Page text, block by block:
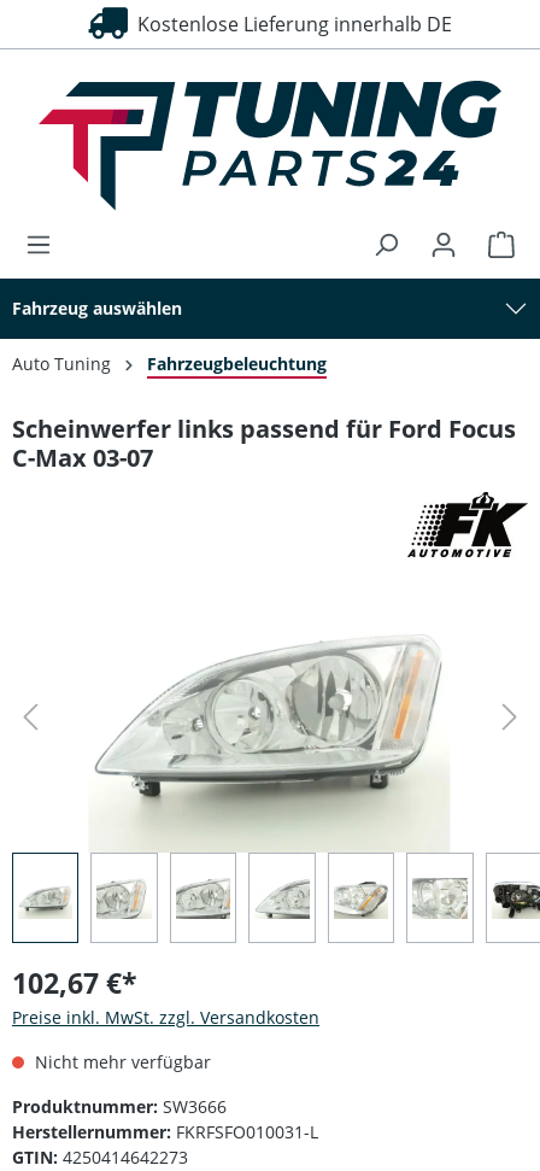
springen Kostenlose Lieferung innerhalb DE
Fahrzeug auswählen
Auto Tuning Fahrzeugbeleuchtung
Scheinwerfer links passend für Ford Focus
C-Max 03-07
102,67 €*
Preise inkl. MwSt. zzgl. Versandkosten
Nicht mehr verfügbar
Produktnummer: SW3666
Herstellernummer: FKRFSFO010031-L
GTIN: 4250414642273